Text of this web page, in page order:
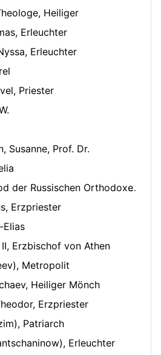
Heiliger
Erleuchter
Erleuchter
Priester
Susanne, Prof. Dr.
Russischen Orthodoxen Kirche
Erzpriester
Elias
Erzbischof von Athen
Metropolit
Heiliger Mönch
Erzpriester
Patriarch
Erleuchter